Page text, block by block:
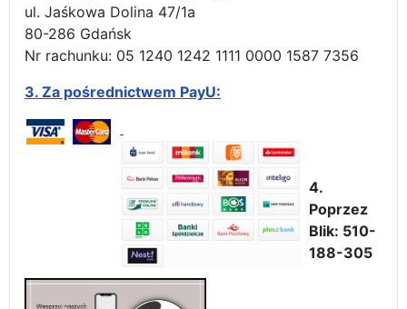
ul. Jaśkowa Dolina 47/1a
80-286 Gdańsk
Nr rachunku: 05 1240 1242 1111 0000 1587 7356
3. Za pośrednictwem PayU:
4.
Poprzez
Blik: 510-
188-305